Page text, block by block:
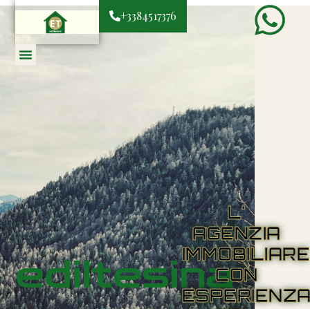
+3384517376
ediltesina
L'
AGENZIA
IMMOBILIARE
CON